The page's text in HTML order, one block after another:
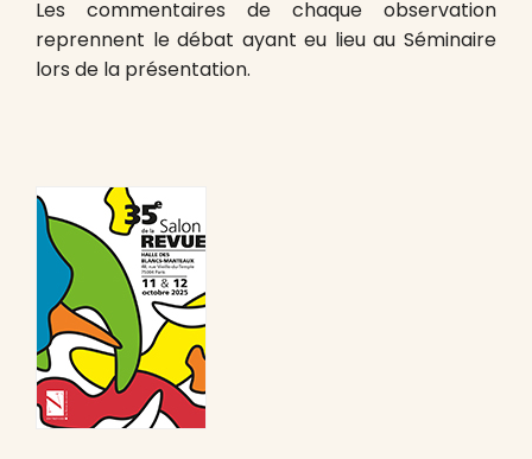
Les commentaires de chaque observation
reprennent le débat ayant eu lieu au Séminaire
lors de la présentation.